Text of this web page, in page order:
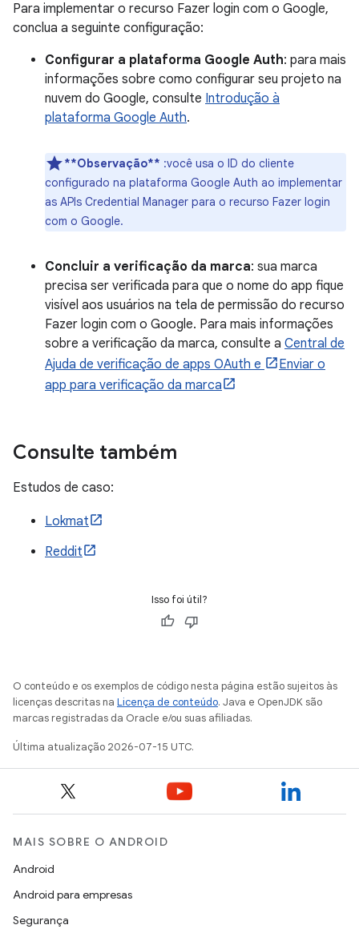
Para implementar o recurso Fazer login com o Google,
conclua a seguinte configuração:
Configurar a plataforma Google Auth: para mais
informações sobre como configurar seu projeto na
nuvem do Google, consulte Introdução à
plataforma Google Auth.
**Observação** :você usa o ID do cliente
configurado na plataforma Google Auth ao implementar
as APIs Credential Manager para o recurso Fazer login
com o Google.
Concluir a verificação da marca: sua marca
precisa ser verificada para que o nome do app fique
visível aos usuários na tela de permissão do recurso
Fazer login com o Google. Para mais informações
sobre a verificação da marca, consulte a Central de
Ajuda de verificação de apps OAuth e
Enviar o
app para verificação da marca
Consulte também
Estudos de caso:
Lokmat
Reddit
Isso foi útil?
O conteúdo e os exemplos de código nesta página estão sujeitos às
licenças descritas na Licença de conteúdo. Java e OpenJDK são
marcas registradas da Oracle e/ou suas afiliadas.
Última atualização 2026-07-15 UTC.
MAIS SOBRE O ANDROID
Android
Android para empresas
Segurança